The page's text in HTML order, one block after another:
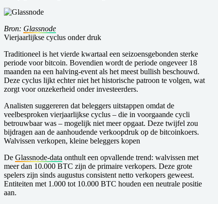
Bron: Glassnode
Vierjaarlijkse cyclus onder druk
Traditioneel is het vierde kwartaal een seizoensgebonden sterke
periode voor bitcoin. Bovendien wordt de periode ongeveer 18
maanden na een halving-event als het meest bullish beschouwd.
Deze cyclus lijkt echter niet het historische patroon te volgen, wat
zorgt voor onzekerheid onder investeerders.
Analisten suggereren dat beleggers uitstappen omdat de
veelbesproken vierjaarlijkse cyclus – die in voorgaande cycli
betrouwbaar was – mogelijk niet meer opgaat. Deze twijfel zou
bijdragen aan de aanhoudende verkoopdruk op de bitcoinkoers.
Walvissen verkopen, kleine beleggers kopen
De Glassnode-data onthult een opvallende trend: walvissen met
meer dan 10.000 BTC zijn de primaire verkopers. Deze grote
spelers zijn sinds augustus consistent netto verkopers geweest.
Entiteiten met 1.000 tot 10.000 BTC houden een neutrale positie
aan.